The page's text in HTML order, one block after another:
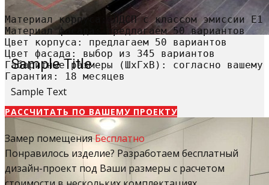
Sample Title
Sample Text
Материал корпуса: ЛДСП с классом эмиссии Е1
Материал фасада: предлагаем 50 вариантов
Цвет корпуса: предлагаем 50 вариантов
Цвет фасада: выбор из 345 вариантов
Габаритные размеры (ШхГхВ): согласно вашему
Гарантия: 18 месяцев
РАССЧИТАТЬ​ ПО ВАШЕМУ ПРОЕКТУ
Замер помещенияБесплатно
Понравилось изделие? Разработаем бесплатный
дизайн-проект под Ваши размеры с расчетом